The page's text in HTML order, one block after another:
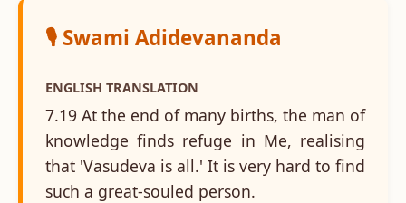
🎙️ Swami Adidevananda
ENGLISH TRANSLATION
7.19 At the end of many births, the man of
knowledge finds refuge in Me, realising
that 'Vasudeva is all.' It is very hard to find
such a great-souled person.